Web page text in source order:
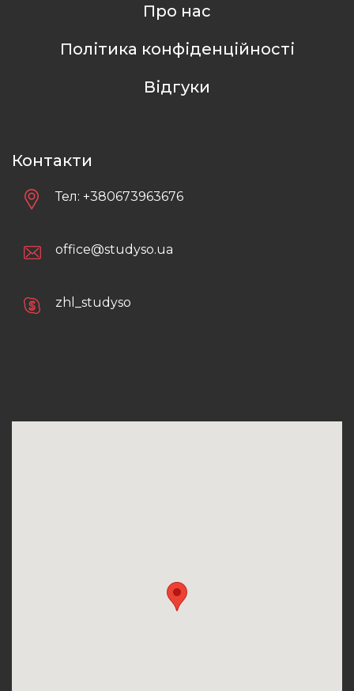
Про нас
Політика конфіденційності
Відгуки
Контакти
Тел: +380673963676
office@studyso.ua
zhl_studyso